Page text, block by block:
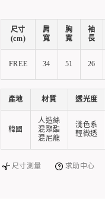
尺寸
(cm)
肩
寬
胸
寬
袖
長
FREE 34 51 26
產地 材質 透光度
韓國
人造絲
混聚酯
混尼龍
淺色系
輕微透
尺寸測量 求助中心